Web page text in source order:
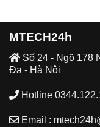
MTECH24h
Số 24 - Ngõ 178
Đa - Hà Nội
Hotline
Email :